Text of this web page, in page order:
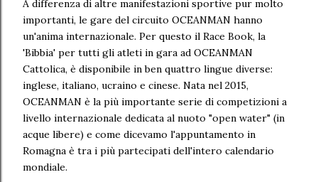
A differenza di altre manifestazioni sportive pur molto
importanti, le gare del circuito OCEANMAN hanno
un'anima internazionale. Per questo il Race Book, la
'Bibbia' per tutti gli atleti in gara ad OCEANMAN
Cattolica, è disponibile in ben quattro lingue diverse:
inglese, italiano, ucraino e cinese. Nata nel 2015,
OCEANMAN è la più importante serie di competizioni a
livello internazionale dedicata al nuoto "open water" (in
acque libere) e come dicevamo l'appuntamento in
Romagna è tra i più partecipati dell'intero calendario
mondiale.